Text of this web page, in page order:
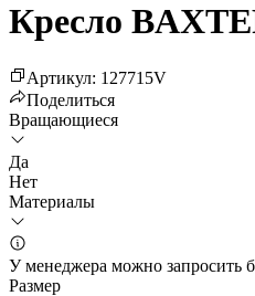
Кресло
Артикул: 127715V
Поделиться
Вращающиеся
Да
Нет
Материалы
У менеджера можно запросить
Размер